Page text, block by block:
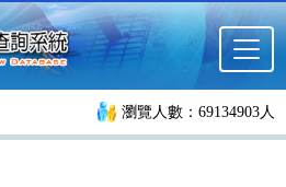
瀏覽人數：69134903人